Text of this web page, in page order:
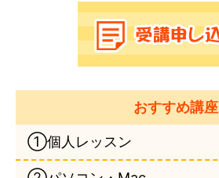
おすすめ講座
①個人レッスン